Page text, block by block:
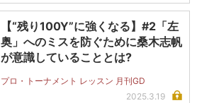
【“残り100Y”に強くなる】#2「左
奥」へのミスを防ぐために桑木志帆
が意識していることとは?
プロ・トーナメント レッスン 月刊GD
2025.3.19